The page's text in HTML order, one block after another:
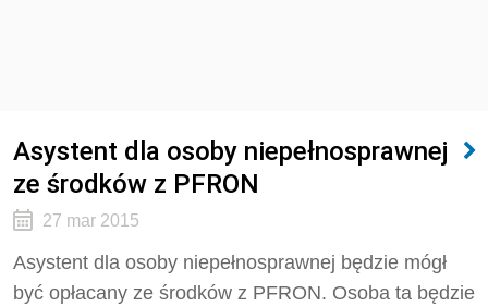
Asystent dla osoby niepełnosprawnej
ze środków z PFRON
27 mar 2015
Asystent dla osoby niepełnosprawnej będzie mógł
być opłacany ze środków z PFRON. Osoba ta będzie